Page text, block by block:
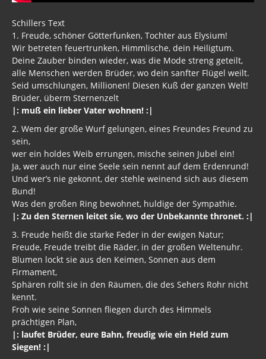
Schillers Text
1. Freude, schöner Götterfunken, Tochter aus Elysium!
Wir betreten feuertrunken, Himmlische, dein Heiligtum.
Deine Zauber binden wieder, was die Mode streng geteilt,
alle Menschen werden Brüder, wo dein sanfter Flügel weilt.
Seid umschlungen, Millionen! Diesen Kuß der ganzen Welt!
Brüder, überm Sternenzelt
|: muß ein lieber Vater wohnen! :|
2. Wem der große Wurf gelungen, eines Freundes Freund zu
sein,
wer ein holdes Weib errungen, mische seinen Jubel ein!
Ja, wer auch nur eine Seele sein nennt auf dem Erdenrund!
Und wer’s nie gekonnt, der stehle weinend sich aus diesem
Bund!
Was den großen Ring bewohnet, huldige der Sympathie.
|: Zu den Sternen leitet sie, wo der Unbekannte thronet. :|
3. Freude heißt die starke Feder in der ewigen Natur;
Freude, Freude treibt die Räder, in der großen Weltenuhr.
Blumen lockt sie aus den Keimen, Sonnen aus dem
Firmament,
Sphären rollt sie in den Räumen, die des Sehers Rohr nicht
kennt.
Froh wie seine Sonnen fliegen durch des Himmels
prächtigen Plan,
|: laufet Brüder, eure Bahn, freudig wie ein Held zum
Siegen! :|